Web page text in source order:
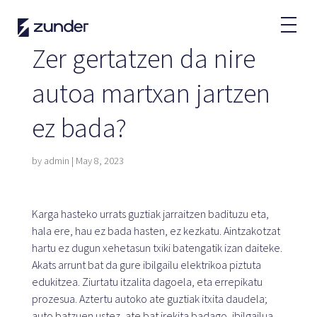
Zunderren APPa
Nola kargatu?
Partners
Rentinga
Kontu handiak
Herri-administrazioa
Zer gertatzen da nire
autoa martxan jartzen
ez bada?
by admin | May 8, 2023
Karga hasteko urrats guztiak jarraitzen badituzu eta,
hala ere, hau ez bada hasten, ez kezkatu. Aintzakotzat
hartu ez dugun xehetasun txiki batengatik izan daiteke.
Akats arrunt bat da gure ibilgailu elektrikoa piztuta
edukitzea. Ziurtatu itzalita dagoela, eta errepikatu
prozesua. Aztertu autoko ate guztiak itxita daudela;